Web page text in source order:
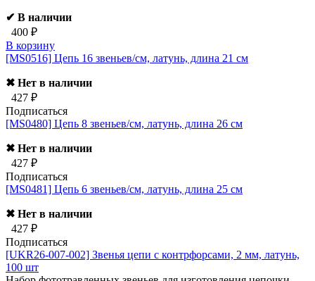
✔ В наличии
400 ₽
В корзину
[MS0516] Цепь 16 звеньев/см, латунь, длина 21 см
✖ Нет в наличии
427 ₽
Подписаться
[MS0480] Цепь 8 звеньев/см, латунь, длина 26 см
✖ Нет в наличии
427 ₽
Подписаться
[MS0481] Цепь 6 звеньев/см, латунь, длина 25 см
✖ Нет в наличии
427 ₽
Подписаться
[UKR26-007-002] Звенья цепи с контрфорсами, 2 мм, латунь,
100 шт